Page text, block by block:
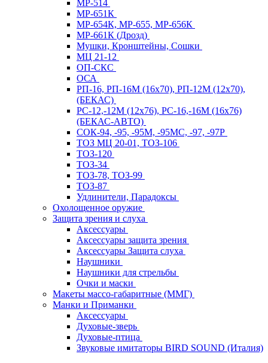
МР-514
МР-651К
МР-654К, МР-655, МР-656К
МР-661К (Дрозд)
Мушки, Кронштейны, Сошки
МЦ 21-12
ОП-СКС
ОСА
РП-16, РП-16М (16х70), РП-12М (12х70),
(БЕКАС)
РС-12,-12М (12х76), РС-16,-16М (16х76)
(БЕКАС-АВТО)
СОК-94, -95, -95М, -95МС, -97, -97Р
ТОЗ МЦ 20-01, ТОЗ-106
ТОЗ-120
ТОЗ-34
ТОЗ-78, ТОЗ-99
ТОЗ-87
Удлинители, Парадоксы
Охолощенное оружие
Защита зрения и слуха
Аксессуары
Аксессуары защита зрения
Аксессуары Защита слуха
Наушники
Наушники для стрельбы
Очки и маски
Макеты массо-габаритные (ММГ)
Манки и Приманки
Аксессуары
Духовые-зверь
Духовые-птица
Звуковые имитаторы BIRD SOUND (Италия)